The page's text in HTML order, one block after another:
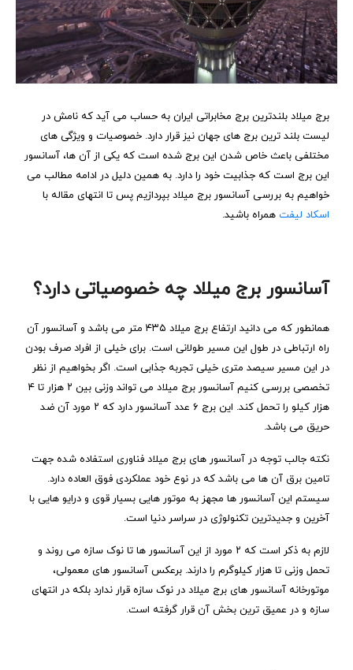
برج میلاد بلندترین برج مخابراتی ایران به حساب می آید که نامش در
لیست بلند ترین برج های جهان نیز قرار دارد. خصوصیات و ویژگی های
مختلفی باعث خاص شدن این برج شده است که یکی از آن ها، آسانسور
این برج است که جذابیت خود را دارد. به همین دلیل در ادامه مطالب می
خواهیم به بررسی آسانسور برج میلاد بپردازیم پس تا انتهای مقاله با
اسکاد لیفت همراه باشید.
آسانسور برج میلاد چه خصوصیاتی دارد؟
همانطور که می دانید ارتفاع برج میلاد ۴۳۵ متر می باشد و آسانسور آن
راه ارتباطی در طول این مسیر طولانی است. برای خیلی از افراد صرف بودن
در این مسیر سیصد متری خیلی تجربه جذابی است. اگر بخواهیم از نظر
تخصصی بررسی کنیم آسانسور برج میلاد می تواند وزنی بین ۲ هزار تا ۴
هزار کیلو را تحمل کند. این برج ۶ عدد آسانسور دارد که ۲ مورد آن ضد
حریق می باشد.
نکته جالب توجه در آسانسور های برج میلاد فناوری استفاده شده جهت
تامین برق آن ها می باشد که در نوع خود عملکردی فوق العاده دارد.
سیستم این آسانسور ها مجهز به موتور هایی بسیار قوی و درایو هایی با
آخرین و جدیدترین تکنولوژی در سراسر دنیا است.
لازم به ذکر است که ۲ مورد از این آسانسور ها تا نوک سازه می روند و
تحمل وزنی تا هزار کیلوگرم را دارند. برعکس آسانسور های معمولی،
موتورخانه آسانسور های برج میلاد در نوک سازه قرار ندارد بلکه در انتهای
سازه و در عمیق ترین بخش آن قرار گرفته است.